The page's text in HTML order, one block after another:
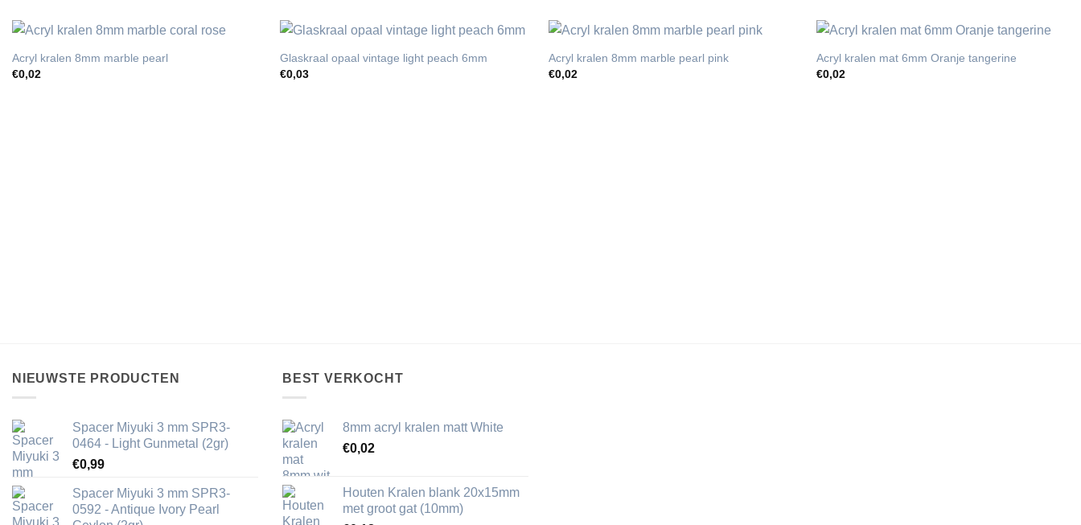
Acryl kralen 8mm marble pearl
€0,02
Glaskraal opaal vintage light peach 6mm
€0,03
Acryl kralen 8mm marble pearl pink
€0,02
Acryl kralen mat 6mm Oranje tangerine
€0,02
NIEUWSTE PRODUCTEN
Spacer Miyuki 3 mm SPR3-
0464 - Light Gunmetal (2gr)
€0,99
Spacer Miyuki 3 mm SPR3-
0592 - Antique Ivory Pearl
BEST VERKOCHT
8mm acryl kralen matt White
€0,02
Houten Kralen blank 20x15mm
met groot gat (10mm)